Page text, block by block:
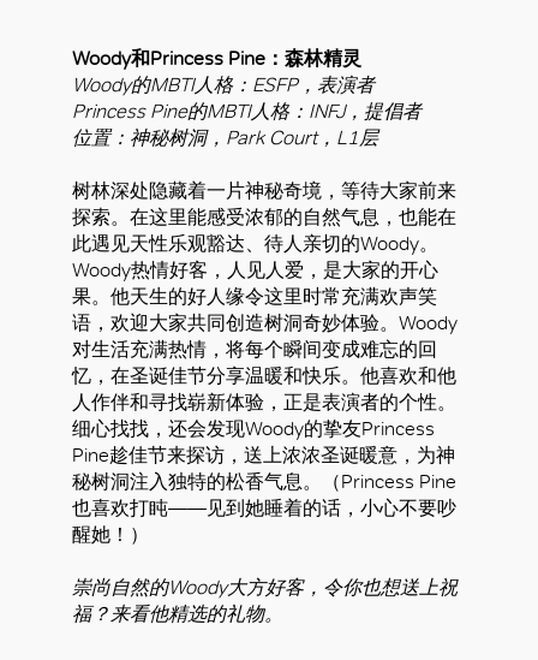
Woody和Princess Pine：森林精灵
Woody的MBTI人格：ESFP，表演者
Princess Pine的MBTI人格：INFJ，提倡者
位置：神秘树洞，Park Court，L1层
树林深处隐藏着一片神秘奇境，等待大家前来
探索。在这里能感受浓郁的自然气息，也能在
此遇见天性乐观豁达、待人亲切的Woody。
Woody热情好客，人见人爱，是大家的开心
果。他天生的好人缘令这里时常充满欢声笑
语，欢迎大家共同创造树洞奇妙体验。Woody
对生活充满热情，将每个瞬间变成难忘的回
忆，在圣诞佳节分享温暖和快乐。他喜欢和他
人作伴和寻找崭新体验，正是表演者的个性。
细心找找，还会发现Woody的挚友Princess
Pine趁佳节来探访，送上浓浓圣诞暖意，为神
秘树洞注入独特的松香气息。（Princess Pine
也喜欢打盹——见到她睡着的话，小心不要吵
醒她！）
崇尚自然的Woody大方好客，令你也想送上祝
福？来看他精选的礼物。